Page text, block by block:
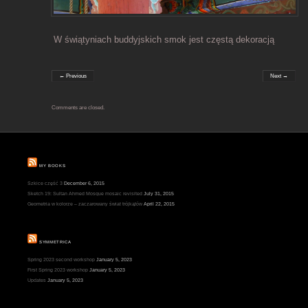
W świątyniach buddyjskich smok jest częstą dekoracją
← Previous Next →
Comments are closed.
MY BOOKS
Szkice część 3 December 6, 2015
Sketch 19: Sultan Ahmed Mosque mosaic revisited July 31, 2015
Geometria w kolorze – zaczarowany świat trójkątów April 22, 2015
SYMMETRICA
Spring 2023 second workshop January 5, 2023
First Spring 2023 workshop January 5, 2023
Updates January 5, 2023